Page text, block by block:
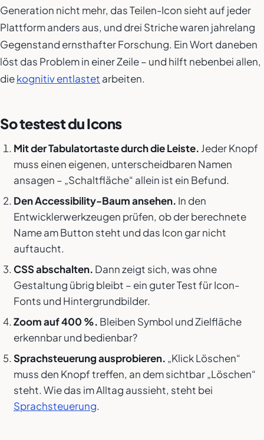
Generation nicht mehr, das Teilen-Icon sieht auf jeder
Plattform anders aus, und drei Striche waren jahrelang
Gegenstand ernsthafter Forschung. Ein Wort daneben
löst das Problem in einer Zeile – und hilft nebenbei allen,
diekognitiv entlastet arbeiten.
So testest du Icons
Mit der Tabulatortaste durch die Leiste. Jeder Knopf
muss einen eigenen, unterscheidbaren Namen
ansagen – „Schaltfläche“ allein ist ein Befund.
Den Accessibility-Baum ansehen. In den
Entwicklerwerkzeugen prüfen, ob der berechnete
Name am Button steht und das Icon gar nicht
auftaucht.
CSS abschalten. Dann zeigt sich, was ohne
Gestaltung übrig bleibt – ein guter Test für Icon-
Fonts und Hintergrundbilder.
Zoom auf 400 %. Bleiben Symbol und Zielfläche
erkennbar und bedienbar?
Sprachsteuerung ausprobieren. „Klick Löschen“
muss den Knopf treffen, an dem sichtbar „Löschen“
steht. Wie das im Alltag aussieht, steht bei
Sprachsteuerung.